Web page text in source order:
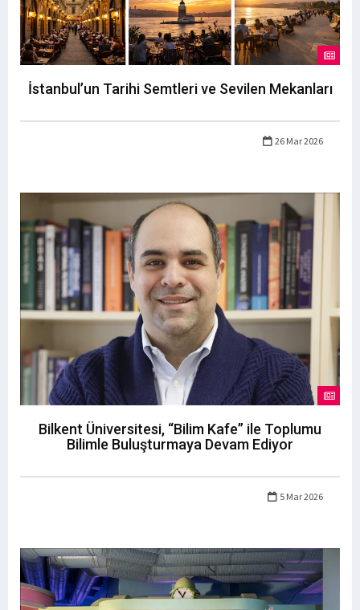
İstanbul’un Tarihi Semtleri ve Sevilen Mekanları
26 Mar 2026
Bilkent Üniversitesi, “Bilim Kafe” ile Toplumu
Bilimle Buluşturmaya Devam Ediyor
5 Mar 2026